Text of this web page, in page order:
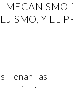
MECANISMO
Y EL
llenan las